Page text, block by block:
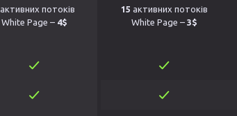
активних потоків
White Page – 4$
15 активних потоків
White Page – 3$